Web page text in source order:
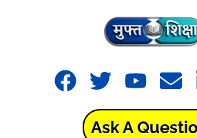
Muft
Shiksha™
FacebookTwitter YouTubeEmail
Ask A